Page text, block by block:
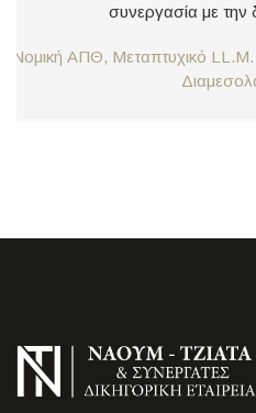
συνεργασία με την
Νομική ΑΠΘ, Μεταπτυχικό LL.M.